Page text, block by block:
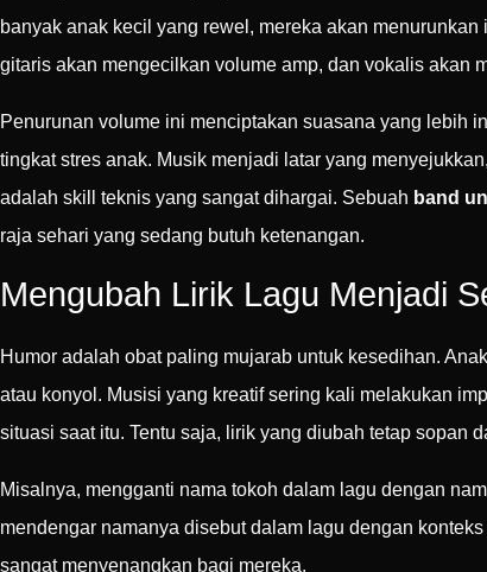
banyak anak kecil yang rewel, mereka akan
gitaris akan mengecilkan volume amp, dan vokalis akan
Penurunan volume ini menciptakan suasana yang lebih
tingkat stres anak. Musik menjadi latar yang
adalah skill teknis yang sangat dihargai. Sebuah band
raja sehari yang sedang butuh ketenangan.
Mengubah Lirik Lagu Menjadi
Humor adalah obat paling mujarab untuk kesedihan.
atau konyol. Musisi yang kreatif sering kali melakukan
situasi saat itu. Tentu saja, lirik yang diubah tetap sopan
Misalnya, mengganti nama tokoh dalam lagu dengan
mendengar namanya disebut dalam lagu dengan
sangat menyenangkan bagi mereka.